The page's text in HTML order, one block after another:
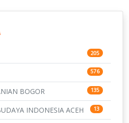
205
576
BOGOR 135
INDONESIA ACEH 13